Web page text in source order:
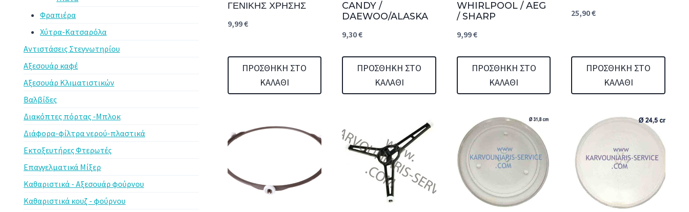
ΓΕΝΙΚΗΣ ΧΡΗΣΗΣ
9,99€
ΠΡΟΣΘΉΚΗ ΣΤΟ
ΚΑΛΆΘΙ
CANDY /
DAEWOO/ALASKA
9,30€
ΠΡΟΣΘΉΚΗ ΣΤΟ
ΚΑΛΆΘΙ
WHIRLPOOL / AEG
/ SHARP
9,99€
ΠΡΟΣΘΉΚΗ ΣΤΟ
ΚΑΛΆΘΙ
25,90€
ΠΡΟΣΘΉΚΗ ΣΤΟ
ΚΑΛΆΘΙ
Φραπιέρα
Χύτρα-Κατσαρόλα
Αντιστάσεις Στεγνωτηρίου
Αξεσουάρ καφέ
Αξεσουάρ Κλιματιστικών
Βαλβίδες
Διακόπτες πόρτας -Μπλοκ
Διάφορα-φίλτρα νερού-πλαστικά
Εκτοξευτήρες Φτερωτές
Επαγγελματικά Μίξερ
Καθαριστικά - Αξεσουάρ φούρνου
Καθαριστικά κουζ - φούρνου